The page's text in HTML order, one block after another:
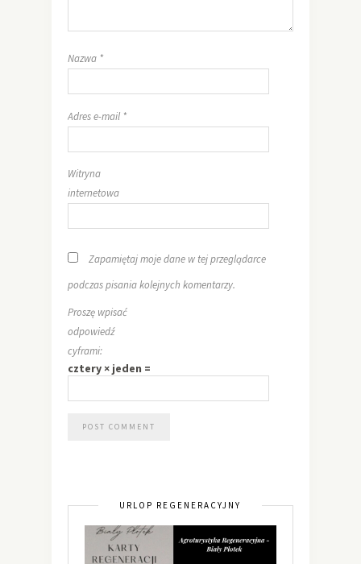
Nazwa *
Adres e-mail *
Witryna
internetowa
Zapamiętaj moje dane w tej przeglądarce
podczas pisania kolejnych komentarzy.
Proszę wpisać
odpowiedź
cyframi:
cztery × jeden =
URLOP REGENERACYJNY